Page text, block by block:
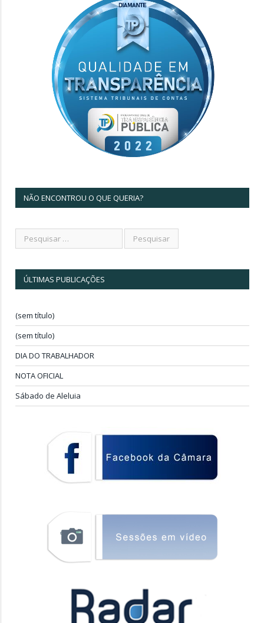
NÃO ENCONTROU O QUE QUERIA?
ÚLTIMAS PUBLICAÇÕES
(sem título)
(sem título)
DIA DO TRABALHADOR
NOTA OFICIAL
Sábado de Aleluia